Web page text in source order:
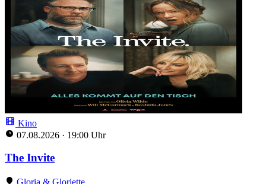
Kino
07.08.2026 · 19:00 Uhr
The Invite